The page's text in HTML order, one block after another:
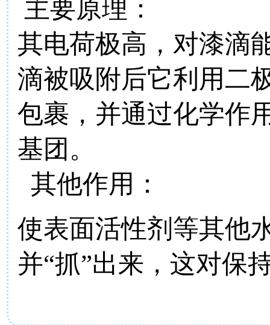
主要原理：
其电荷极高，对漆滴
滴被吸附后它利用二
包裹，并通过化学作
基团。
其他作用：
使表面活性剂等其他
并“抓”出来，这对保